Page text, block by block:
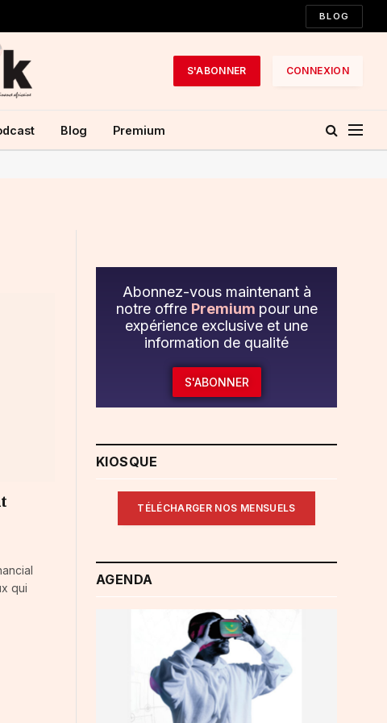
BLOG
S'ABONNER CONNEXION
Blog Premium
qui
Abonnez-vous maintenant à
notre offre Premium pour une
expérience exclusive et une
information de qualité
S'ABONNER
KIOSQUE
TÉLÉCHARGER NOS MENSUELS
AGENDA